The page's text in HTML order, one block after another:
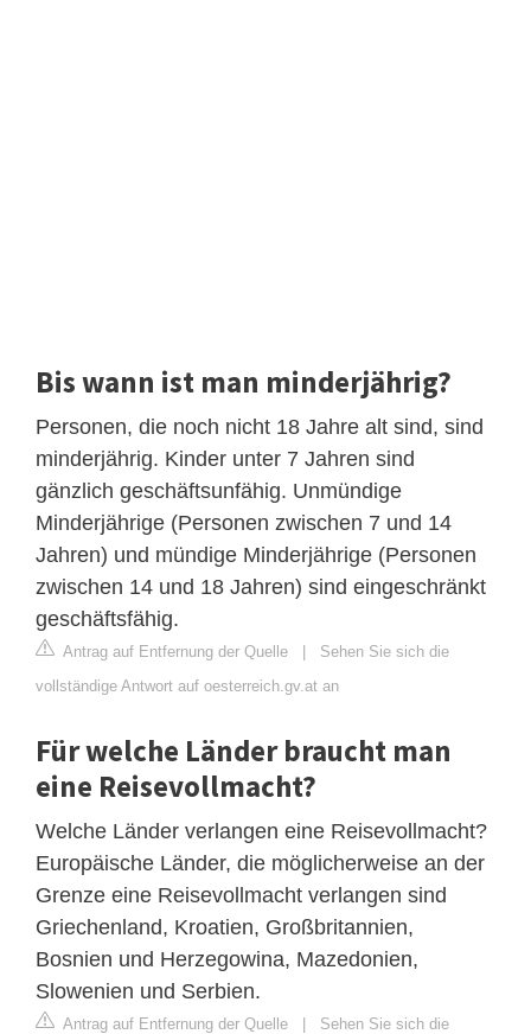
Bis wann ist man minderjährig?
Personen, die noch nicht 18 Jahre alt sind, sind
minderjährig. Kinder unter 7 Jahren sind
gänzlich geschäftsunfähig. Unmündige
Minderjährige (Personen zwischen 7 und 14
Jahren) und mündige Minderjährige (Personen
zwischen 14 und 18 Jahren) sind eingeschränkt
geschäftsfähig.
Antrag auf Entfernung der Quelle | Sehen Sie sich die
vollständige Antwort auf oesterreich.gv.at an
Für welche Länder braucht man
eine Reisevollmacht?
Welche Länder verlangen eine Reisevollmacht?
Europäische Länder, die möglicherweise an der
Grenze eine Reisevollmacht verlangen sind
Griechenland, Kroatien, Großbritannien,
Bosnien und Herzegowina, Mazedonien,
Slowenien und Serbien.
Antrag auf Entfernung der Quelle | Sehen Sie sich die